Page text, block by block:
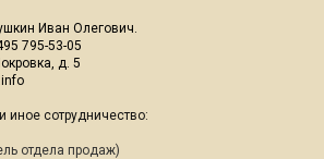
Иван Олегович.
795-53-05
д. 5
иное сотрудничество:
отдела продаж)